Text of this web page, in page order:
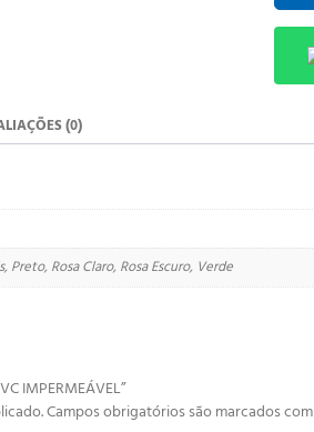
(0)
Preto, Rosa Claro, Rosa Escuro, Verde
IMPERMEÁVEL”
Campos obrigatórios são marcados com